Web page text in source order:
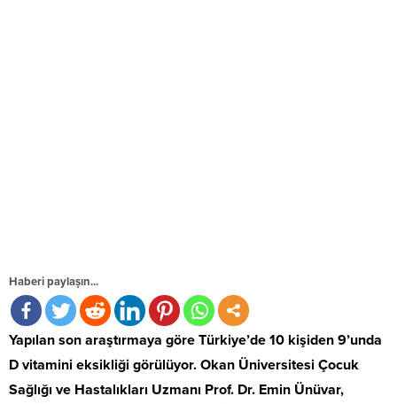
Haberi paylaşın...
Yapılan son araştırmaya göre Türkiye’de 10 kişiden 9’unda
D vitamini eksikliği görülüyor. Okan Üniversitesi Çocuk
Sağlığı ve Hastalıkları Uzmanı Prof. Dr. Emin Ünüvar,